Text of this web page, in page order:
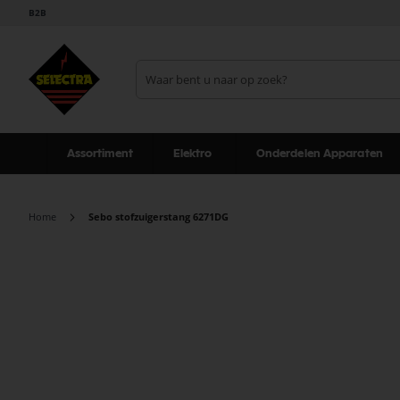
B2B
Assortiment Elektro Onderdelen Apparaten
Home Sebo stofzuigerstang 6271DG